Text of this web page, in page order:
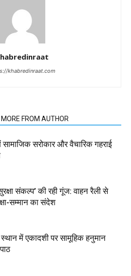
khabredinraat.com
MORE FROM AUTHOR
सामाजिक सरोकार और वैचारिक गहराई
संकल्प’ की रही गूंज: वाहन रैली से
सम्मान का संदेश
में एकादशी पर सामूहिक हनुमान